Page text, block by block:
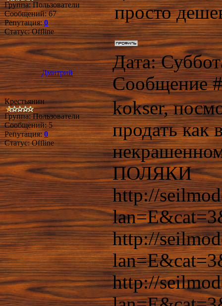
Группа: Пользователи
Сообщений:67
Репутация:0
Статус:Offline
просто
Дмитрий
Дата:
Сообщение
Крестьянин
Группа: Пользователи
Сообщений:5
Репутация: 0
Статус:Offline
kokser,
продать как
ПОЛЯКИ
http://
http://
http://